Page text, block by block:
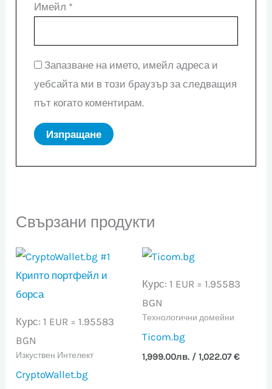
Имейл *
Запазване на името, имейл адреса и
уебсайта ми в този браузър за следващия
път когато коментирам.
Свързани продукти
Курс: 1 EUR = 1.95583
BGN
Изкуствен Интелект
CryptoWallet.bg
Курс: 1 EUR = 1.95583
BGN
Технологични домейни
Ticom.bg
1,999.00лв. / 1,022.07 €